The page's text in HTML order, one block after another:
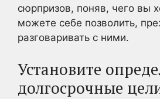
сюрпризов, поняв, чего вы
можете себе позволить,
разговаривать с ними.
Установите
долгосрочные